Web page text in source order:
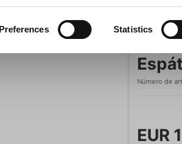
Preferences Statistics
Número de
EUR